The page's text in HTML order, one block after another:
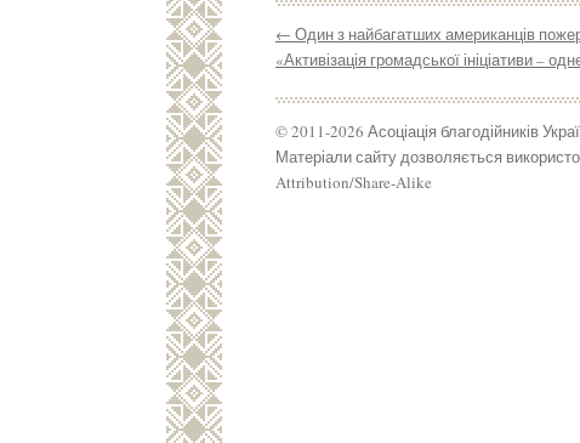
← Один з найбагатших американців
«Активізація громадської ініціативи –
© 2011-2026 Асоціація благодійників
Матеріали сайту дозволяється
Attribution/Share-Alike